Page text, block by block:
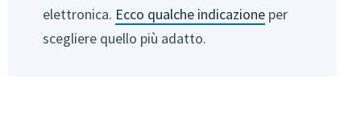
elettronica. Ecco qualche indicazione per
scegliere quello più adatto.